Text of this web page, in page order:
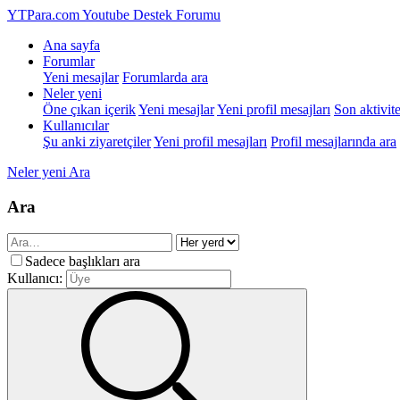
YTPara.comYoutube Destek Forumu
Ana sayfa
Forumlar
Yeni mesajlar Forumlarda ara
Neler yeni
Öne çıkan içerikYeni mesajlarYeni profil mesajları Son
Kullanıcılar
Şu anki ziyaretçilerYeni profil mesajları Profil mesajlarında ara
Neler yeni Ara
Ara
Sadece başlıkları ara
Kullanıcı: